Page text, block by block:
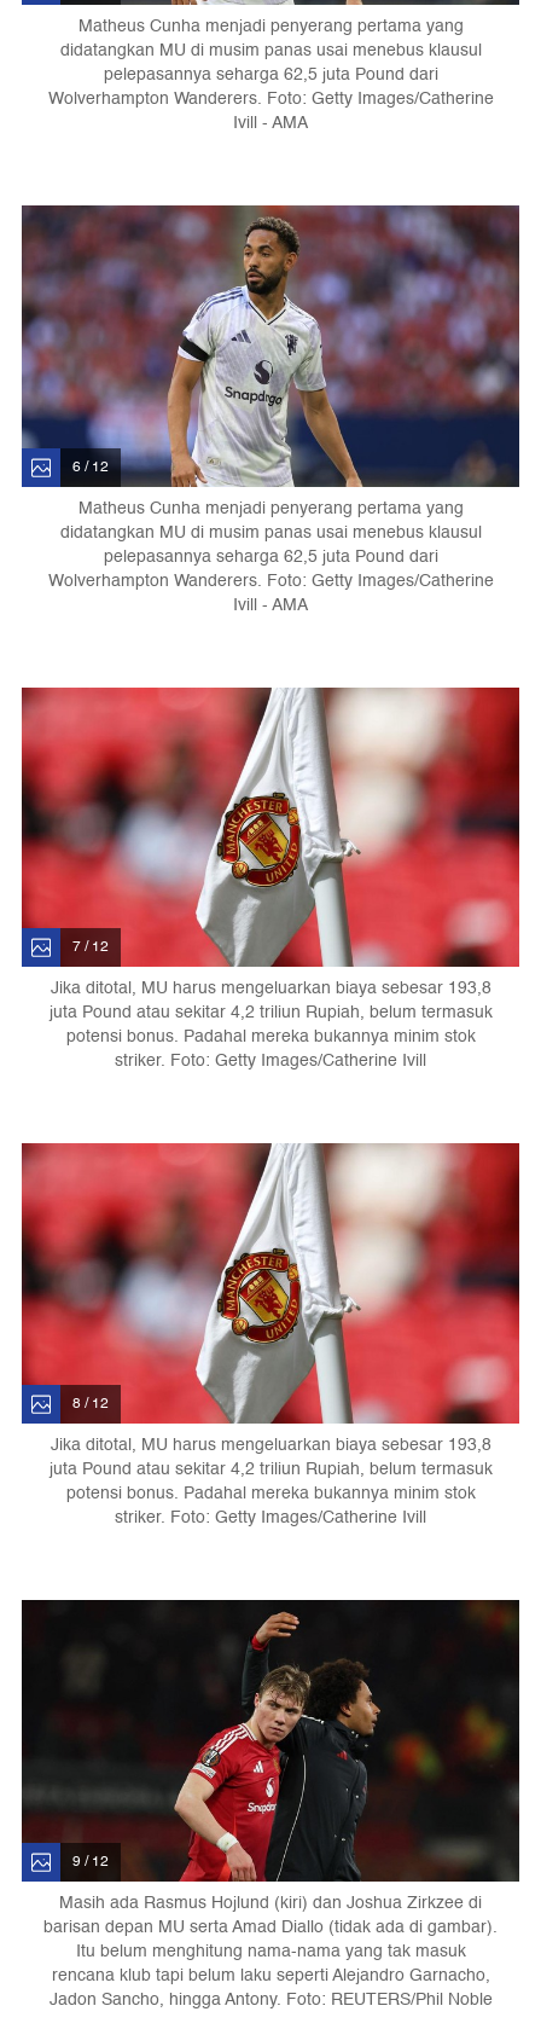
Matheus Cunha menjadi penyerang pertama yang
didatangkan MU di musim panas usai menebus klausul
pelepasannya seharga 62,5 juta Pound dari
Wolverhampton Wanderers. Foto: Getty Images/Catherine
Ivill - AMA
6 / 12
Matheus Cunha menjadi penyerang pertama yang
didatangkan MU di musim panas usai menebus klausul
pelepasannya seharga 62,5 juta Pound dari
Wolverhampton Wanderers. Foto: Getty Images/Catherine
Ivill - AMA
7 / 12
Jika ditotal, MU harus mengeluarkan biaya sebesar 193,8
juta Pound atau sekitar 4,2 triliun Rupiah, belum termasuk
potensi bonus. Padahal mereka bukannya minim stok
striker. Foto: Getty Images/Catherine Ivill
8 / 12
Jika ditotal, MU harus mengeluarkan biaya sebesar 193,8
juta Pound atau sekitar 4,2 triliun Rupiah, belum termasuk
potensi bonus. Padahal mereka bukannya minim stok
striker. Foto: Getty Images/Catherine Ivill
9 / 12
Masih ada Rasmus Hojlund (kiri) dan Joshua Zirkzee di
barisan depan MU serta Amad Diallo (tidak ada di gambar).
Itu belum menghitung nama-nama yang tak masuk
rencana klub tapi belum laku seperti Alejandro Garnacho,
Jadon Sancho, hingga Antony. Foto: REUTERS/Phil Noble